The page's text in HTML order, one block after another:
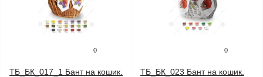
0
ТБ_БК_017_1 Бант на кошик.
0
ТБ_БК_023 Бант на кошик.